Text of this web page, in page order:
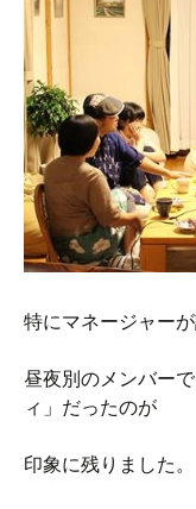
特にマネージャー
昼夜別のメンバー
ィ」だったのが
印象に残りました